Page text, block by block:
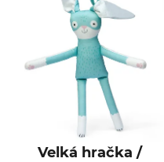
Velká hračka /